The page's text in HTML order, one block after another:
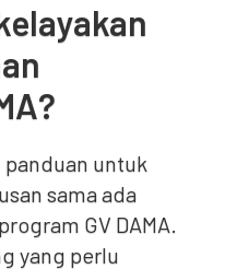
panduan untuk
sama ada
GV DAMA.
yang perlu